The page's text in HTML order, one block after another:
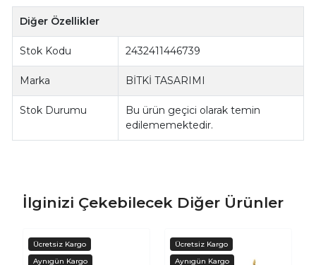
Diğer Özellikler
Stok Kodu 2432411446739
Marka BİTKİ TASARIMI
Stok Durumu
Bu ürün geçici olarak temin
edilememektedir.
İlginizi Çekebilecek Diğer Ürünler